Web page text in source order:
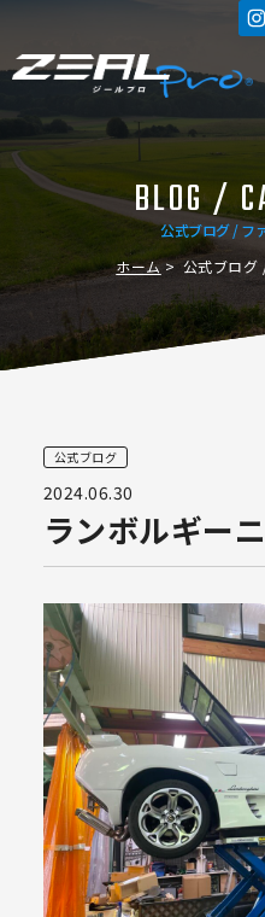
公式ブログ / フ
BLOG /
ホーム 公式ブログ
公式ブログ
2024.06.30
ランボルギー